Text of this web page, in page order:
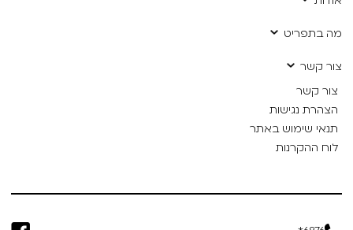
מה בתפריט
צור קשר
צור קשר
הצהרת נגישות
תנאי שימוש באתר
לוח ההקרנות